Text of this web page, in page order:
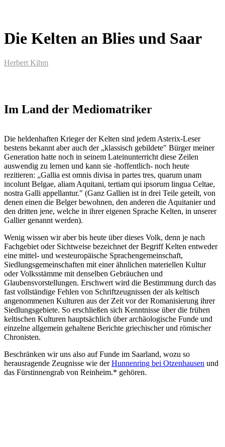
Die Kelten an Blies und Saar
Herbert Kihm
Im Land der Mediomatriker
Die heldenhaften Krieger der Kelten sind jedem Asterix-Leser
bestens bekannt aber auch der „klassisch gebildete" Bürger meiner
Generation hatte noch in seinem Lateinunterricht diese Zeilen
auswendig zu lernen und kann sie -hoffentlich- noch heute
rezitieren: „Gallia est omnis divisa in partes tres, quarum unam
incolunt Belgae, aliam Aquitani, tertiam qui ipsorum lingua Celtae,
nostra Galli appellantur." (Ganz Gallien ist in drei Teile geteilt, von
denen einen die Belger bewohnen, den anderen die Aquitanier und
den dritten jene, welche in ihrer eigenen Sprache Kelten, in unserer
Gallier genannt werden).
Wenig wissen wir aber bis heute über dieses Volk, denn je nach
Fachgebiet oder Sichtweise bezeichnet der Begriff Kelten entweder
eine mittel- und westeuropäische Sprachengemeinschaft,
Siedlungsgemeinschaften mit einer ähnlichen materiellen Kultur
oder Volksstämme mit denselben Gebräuchen und
Glaubensvorstellungen. Erschwert wird die Bestimmung durch das
fast vollständige Fehlen von Schriftzeugnissen der als keltisch
angenommenen Kulturen aus der Zeit vor der Romanisierung ihrer
Siedlungsgebiete. So erschließen sich Kenntnisse über die frühen
keltischen Kulturen hauptsächlich über archäologische Funde und
einzelne allgemein gehaltene Berichte griechischer und römischer
Chronisten.
Beschränken wir uns also auf Funde im Saarland, wozu so
herausragende Zeugnisse wie derHunnenring bei Otzenhausen und
das Fürstinnengrab von Reinheim.* gehören.